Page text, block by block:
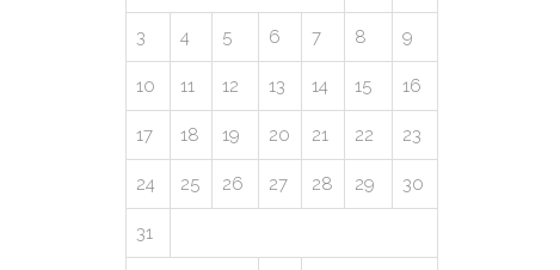
3 4 5 6 7 8 9
10 11 12 13 14 15 16
17 18 19 20 21 22 23
24 25 26 27 28 29 30
31